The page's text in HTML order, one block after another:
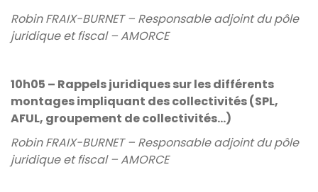
Robin FRAIX-BURNET – Responsable adjoint du pôle
juridique et fiscal – AMORCE
10h05 – Rappels juridiques sur les différents
montages impliquant des collectivités (SPL,
AFUL, groupement de collectivités…)
Robin FRAIX-BURNET – Responsable adjoint du pôle
juridique et fiscal – AMORCE